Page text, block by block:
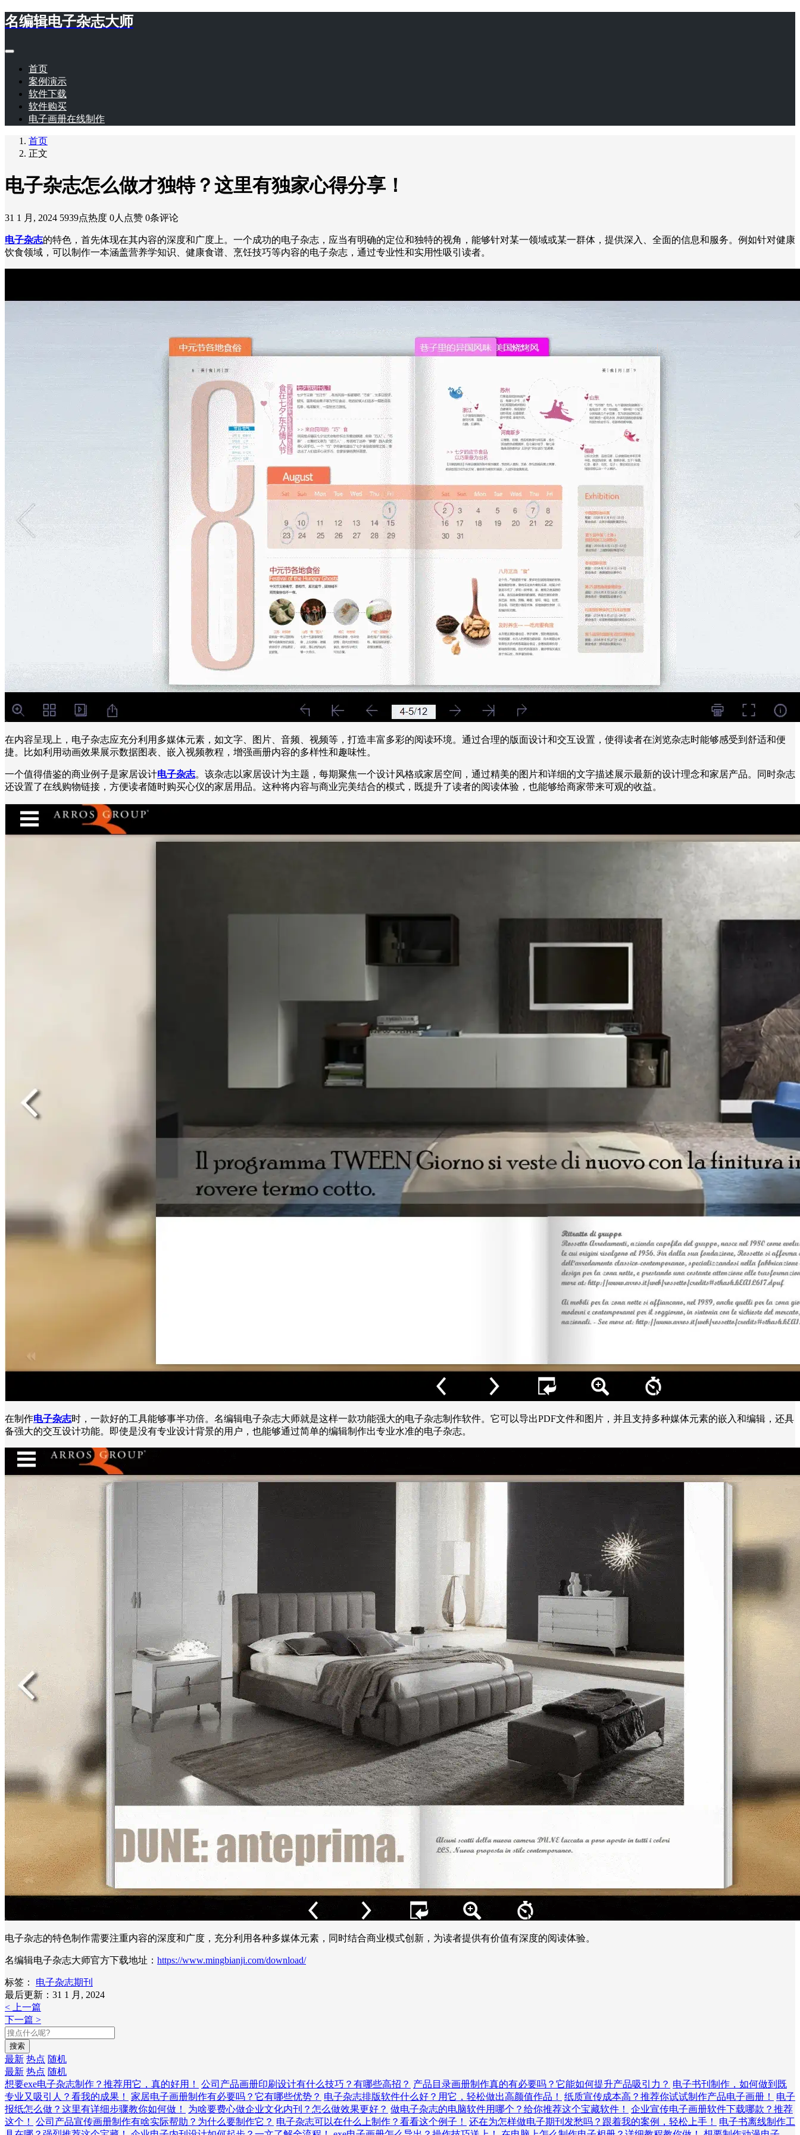
名编辑电子杂志大师
首页
案例演示
软件下载
软件购买
电子画册在线制作
首页
正文
电子杂志怎么做才独特？这里有独家心得分享！
31 1 月, 2024 5939点热度 0人点赞 0条评论
电子杂志的特色，首先体现在其内容的深度和广度上。一个成功的电子杂志，应当有明确的定位和独特的视角，能够针对某一领域或某一群体，提供深入、全面的信息和服务。例如针对健康
饮食领域，可以制作一本涵盖营养学知识、健康食谱、烹饪技巧等内容的电子杂志，通过专业性和实用性吸引读者。
在内容呈现上，电子杂志应充分利用多媒体元素，如文字、图片、音频、视频等，打造丰富多彩的阅读环境。通过合理的版面设计和交互设置，使得读者在浏览杂志时能够感受到舒适和便
捷。比如利用动画效果展示数据图表、嵌入视频教程，增强画册内容的多样性和趣味性。
一个值得借鉴的商业例子是家居设计电子杂志。该杂志以家居设计为主题，每期聚焦一个设计风格或家居空间，通过精美的图片和详细的文字描述展示最新的设计理念和家居产品。同时杂志
还设置了在线购物链接，方便读者随时购买心仪的家居用品。这种将内容与商业完美结合的模式，既提升了读者的阅读体验，也能够给商家带来可观的收益。
在制作电子杂志时，一款好的工具能够事半功倍。名编辑电子杂志大师就是这样一款功能强大的电子杂志制作软件。它可以导出PDF文件和图片，并且支持多种媒体元素的嵌入和编辑，还具
备强大的交互设计功能。即使是没有专业设计背景的用户，也能够通过简单的编辑制作出专业水准的电子杂志。
电子杂志的特色制作需要注重内容的深度和广度，充分利用各种多媒体元素，同时结合商业模式创新，为读者提供有价值有深度的阅读体验。
名编辑电子杂志大师官方下载地址： https://www.mingbianji.com/download/
标签：
电子杂志期刊
最后更新：31 1 月, 2024
< 上一篇
下一篇 >
搜索
最新 热点 随机
最新 热点 随机
想要exe电子杂志制作？推荐用它，真的好用！
公司产品画册印刷设计有什么技巧？有哪些高招？ 产品目录画册制作真的有必要吗？它能如何提升产品吸引力？ 电子书刊制作，如何做到既
专业又吸引人？看我的成果！
家居电子画册制作有必要吗？它有哪些优势？ 电子杂志排版软件什么好？用它，轻松做出高颜值作品！ 纸质宣传成本高？推荐你试试制作产品电子画册！
电子
报纸怎么做？这里有详细步骤教你如何做！
为啥要费心做企业文化内刊？怎么做效果更好？ 做电子杂志的电脑软件用哪个？给你推荐这个宝藏软件！
企业宣传电子画册软件下载哪款？推荐
这个！
公司产品宣传画册制作有啥实际帮助？为什么要制作它？ 电子杂志可以在什么上制作？看看这个例子！ 还在为怎样做电子期刊发愁吗？跟着我的案例，轻松上手！
电子书离线制作工